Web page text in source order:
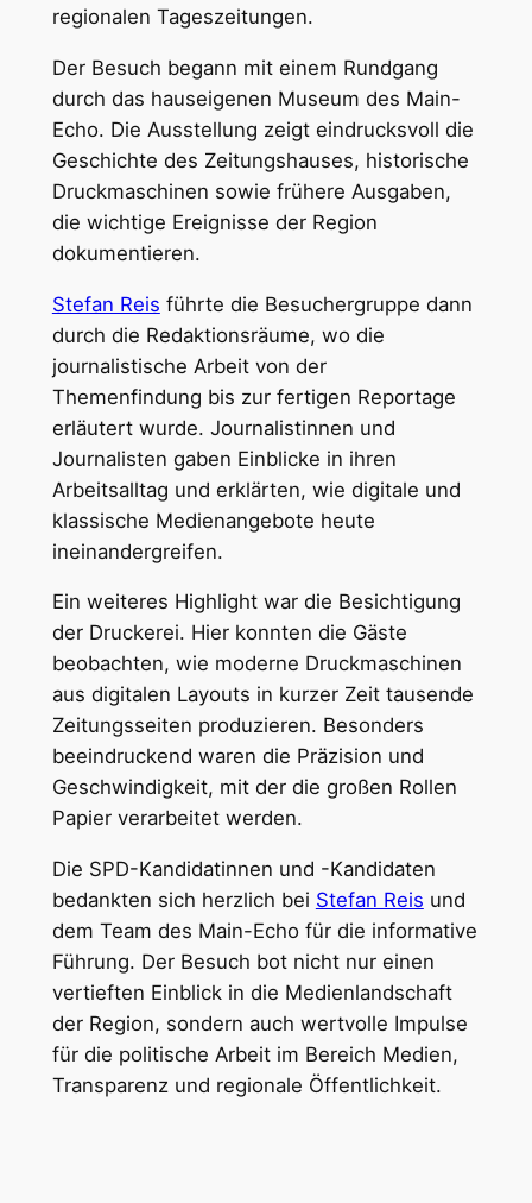
regionalen Tageszeitungen.
Der Besuch begann mit einem Rundgang
durch das hauseigenen Museum des Main-
Echo. Die Ausstellung zeigt eindrucksvoll die
Geschichte des Zeitungshauses, historische
Druckmaschinen sowie frühere Ausgaben,
die wichtige Ereignisse der Region
dokumentieren.
Stefan Reis führte die Besuchergruppe dann
durch die Redaktionsräume, wo die
journalistische Arbeit von der
Themenfindung bis zur fertigen Reportage
erläutert wurde. Journalistinnen und
Journalisten gaben Einblicke in ihren
Arbeitsalltag und erklärten, wie digitale und
klassische Medienangebote heute
ineinandergreifen.
Ein weiteres Highlight war die Besichtigung
der Druckerei. Hier konnten die Gäste
beobachten, wie moderne Druckmaschinen
aus digitalen Layouts in kurzer Zeit tausende
Zeitungsseiten produzieren. Besonders
beeindruckend waren die Präzision und
Geschwindigkeit, mit der die großen Rollen
Papier verarbeitet werden.
Die SPD-Kandidatinnen und -Kandidaten
bedankten sich herzlich bei Stefan Reis und
dem Team des Main-Echo für die informative
Führung. Der Besuch bot nicht nur einen
vertieften Einblick in die Medienlandschaft
der Region, sondern auch wertvolle Impulse
für die politische Arbeit im Bereich Medien,
Transparenz und regionale Öffentlichkeit.